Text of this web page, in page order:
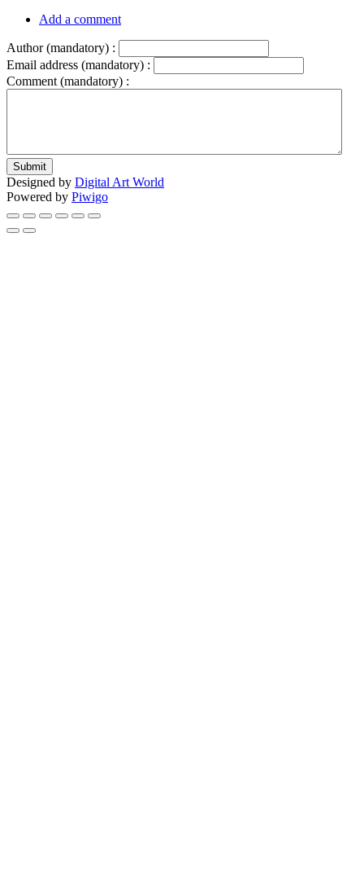
Add a comment
Author (mandatory) :
Email address (mandatory) :
Comment (mandatory) :
Submit
Designed by Digital Art World
Powered by Piwigo